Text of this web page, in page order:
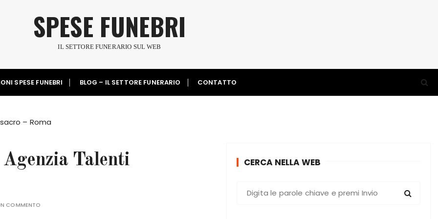
SPESE FUNEBRI
IL SETTORE FUNERARIO SUL WEB
SPESE FUNEBRI BLOG – IL SETTORE FUNERARIO CONTATTO
– Roma
Agenzia Talenti
COMMENTO
CERCA NELLA WEB